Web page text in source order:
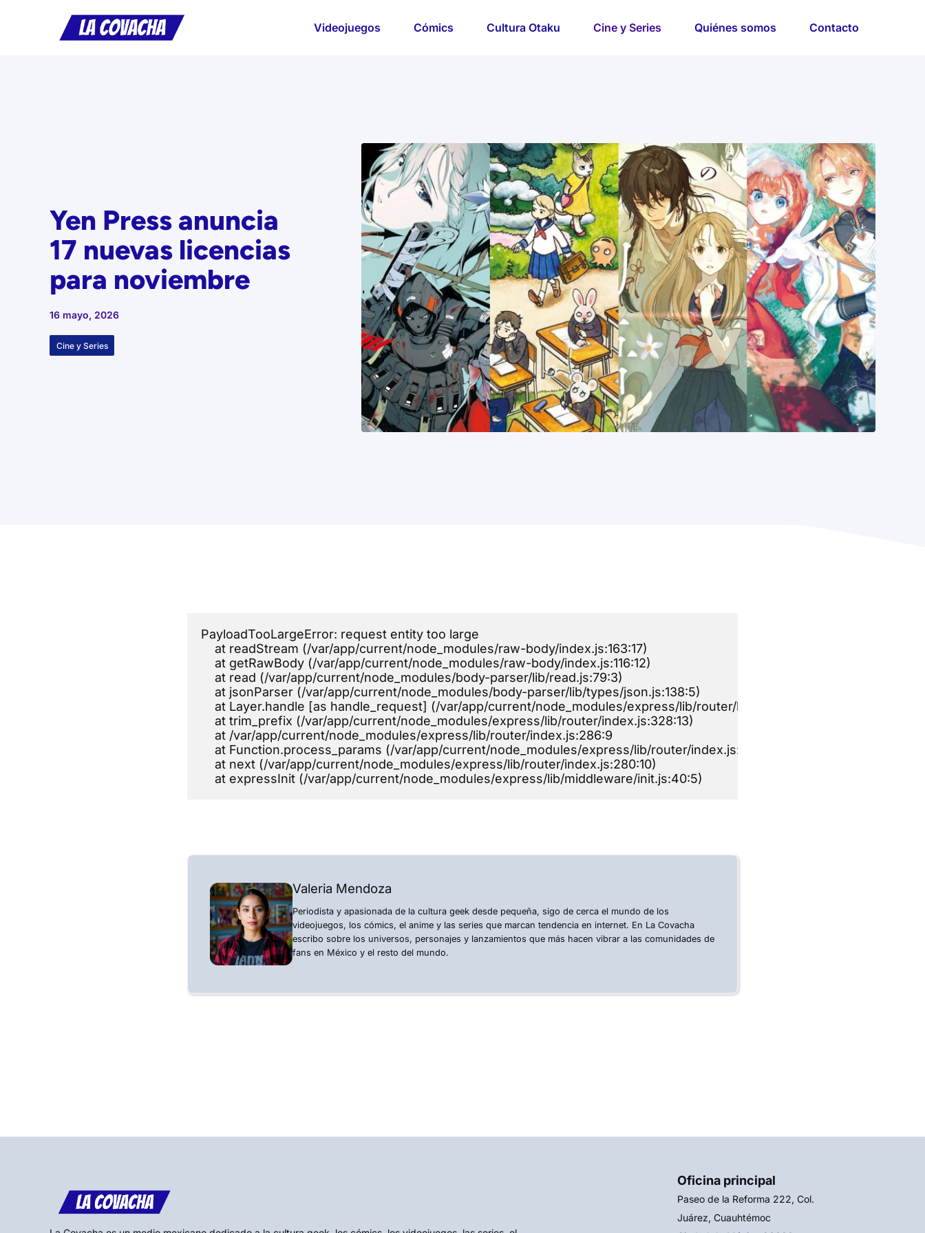
Videojuegos Cómics Cultura Otaku Cine y Series Quiénes somos Contacto
Yen Press anuncia
17 nuevas licencias
para noviembre
16 mayo, 2026
Cine y Series
PayloadTooLargeError: request entity too large
at readStream (/var/app/current/node_modules/raw-body/index.js:163:17)
at getRawBody (/var/app/current/node_modules/raw-body/index.js:116:12)
at read (/var/app/current/node_modules/body-parser/lib/read.js:79:3)
at jsonParser (/var/app/current/node_modules/body-parser/lib/types/json.js:138:5)
at Layer.handle [as handle_request] (/var/app/current/node_modules/express/lib/router/layer.js:95:5)
at trim_prefix (/var/app/current/node_modules/express/lib/router/index.js:328:13)
at /var/app/current/node_modules/express/lib/router/index.js:286:9
at Function.process_params (/var/app/current/node_modules/express/lib/router/index.js:346:12)
at next (/var/app/current/node_modules/express/lib/router/index.js:280:10)
at expressInit (/var/app/current/node_modules/express/lib/middleware/init.js:40:5)
Valeria Mendoza
Periodista y apasionada de la cultura geek desde pequeña, sigo de cerca el mundo de los
videojuegos, los cómics, el anime y las series que marcan tendencia en internet. En La Covacha
escribo sobre los universos, personajes y lanzamientos que más hacen vibrar a las comunidades de
fans en México y el resto del mundo.
Oficina principal
Paseo de la Reforma 222, Col.
Juárez, Cuauhtémoc